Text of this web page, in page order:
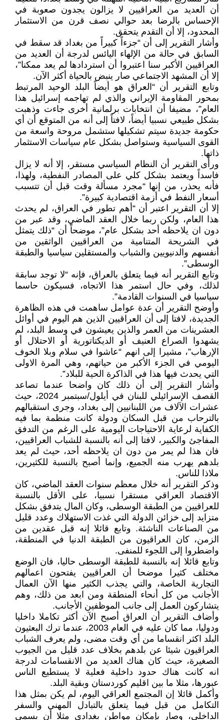
أن العديد من العراقيين لا يزالون يجدون صعوبة في
الإحساس بالرضا بعد حوالي نصف قرن من الاستثمار
المحدود، إلا أن التقدم يتحقق.
وأشار التقرير إلى أن “جزءاً كبيراً من بغداد قد سقط في
السابق في حالة من الإلهاء اليائس لدرجة أن العديد من
العراقيين الأكبر سنا اعتبروا أن استردادها لم يعد ممكنا”،
إلا أن المشهد الاجتماعي صار ينبض بالحياة أكثر الآن.
وتابع التقرير أن “العراق هو أيضاً البلد الوحيد المرتبط
بمحور المقاومة الإيراني والذي لم تهاجمه إسرائيل هذا
العام”، مضيفا أن انتخابات برلمانية أخرى جاءت وذهبت
بشكل طبيعي نسبيا أيضاً، لافتاً إلى أنه من المتوقع أن أي
حكومة جديدة سيتم تشكيلها ستشمل مروحة واسعة من
القوى السياسية وستواصل بشكل عام سياسات الاستثمار
ذاتها.
ورأى التقرير أن النظام السياسي مستقر، إلا أنه لا يزال
فاسداً ويعتمد بشكل كلي على المصادر النفطية، ولهذا،
فأنه يحذر، من إنها “مجرد مسألة وقت قبل أن تتسبب
أسعار النفط في أزمة اقتصادية كبيرة”.
إلا أن التقرير اعتبر أن “أهم تطور في العراق، لم يحدث
هذا العام، ولكن ربما خلال العقد الماضي، وقد عبر من
دون ان يلاحظه أحد بشكل عام”، موضحاً أن “ذلك يتمثل
في الشريحة المتنامية من العراقيين الواثقين من
أنفسهم والدنيويين والشباب والمستقلين سياسيا والطبقة
الوسطى”.
وتابع التقرير أنه فيما يتعلق بالعراق، فإنه “لا توجد سابقة
لذلك، وفي حال استمر هذا الاتجاه، فسيكون حاسما
سياسيا في السنوات القادمة”.
وأوضح التقرير أن عدة عوامل ساهمت في هذه الظاهرة
الجديدة، لافتا إلى أن العراقيين الذين هم اليوم في أوائل
العشرينات من العمر والذين يعيشون في وسط البلد، لم
يشهدوا الصراع العنيف أو الديكتاتورية أو الاحتلال أو
الإرهاب”، مشيرا إلى انهم “عاشوا في سلام وبلا الخوف
اليومي في الجزء الأكبر من حياتهم، وهي المرة الاولى
التي يحدث فيها هذا في الذاكرة الحية للبلاد”.
وأشار التقرير إلى أن ذلك كان واضحا عندما تصاعد
القصف الإسرائيلي للبنان في أيلول/سبتمبر 2024، حيث
عشرات الآلاف من اللبنانيين إلى بغداد، وجرى استقبالهم
بالترحاب من قبل السكان ودولة كانت منظمة بما فيه
الكفاية لرعاية الاحتياجات اليومية على الرغم من التدفق
المفاجئ والكبير، لافتا إلى أنه بالنسبة للشباب العراقيين،
فان هذا لم يمر من دون ان يلاحظه أحد، حيث لم يعد
بلدهم يهرب منه الجميع، وإنما أصبح بالنسبة للكثيرين،
ملاذا للناس.
وذكر التقرير أنه خلال معظم سنوات العقد الماضي، كان
الاقتصاد العراقي مستقرا نسبيا، على الأقل بالنسبة
للعراقيين من الطبقة الوسطى، وكان المال يتدفق بشكل
متزايد إلى خزائن الدولة التي غذت الاستهلاك وعدد قليل
من الصناعات الناشئة. وتابع قائلا إنه قبل عقدين من
الزمن، كان العراقيون من الطبقة الدنيا في المنطقة،
واضطروا إلى اللجوء للمنفى.
وتابع قائلا إنه بالنسبة للطبقة الوسطى حاليا، فان الوضع
مختلف كثيرا موضحا أن العراقيين يفتحون اعمالهم
التجارية الخاصة، والتي يجذب الكثير منها الآن العمال
الأجانب من كل أنحاء المنطقة ومن ابعد من ذلك، وهم
يتشاركون العمل إلى جانب الموظفين الأجانب.
وأضاف التقرير أن العراق أصبح الآن أكثر تكاملا داخليا
ودوليا، مما كان عليه في العام 2003، عندما ترك البعثيون
البلد اكثر انقساما من أي وقت مضى، ولم يعرف الشباب
العراقيون شيئا عن بلدهم بخلاف عدد قليل من الجيوب
الصغيرة، حيث كان هناك العديد من الانقسامات لدرجة
انه كانت هناك حدود داخلية فعلية لا يستطيع الناس
عبورها، مثلا ما بين اقليم كوردستان وبقية البلد.
وأكمل قائلا إن المجتمع العراقي اليوم، لم يكن بمثل هذا
التكامل من قبل فيما يتعلق بالتبادل المهني والسفر
الداخلي، وصار بإمكان مواطن بغدادي مثلا أن يسمي